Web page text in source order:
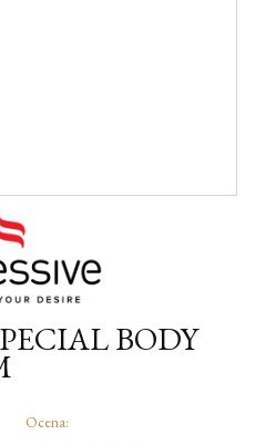
BODY
Ocena: